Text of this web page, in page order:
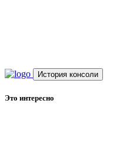
История консоли
Это интересно